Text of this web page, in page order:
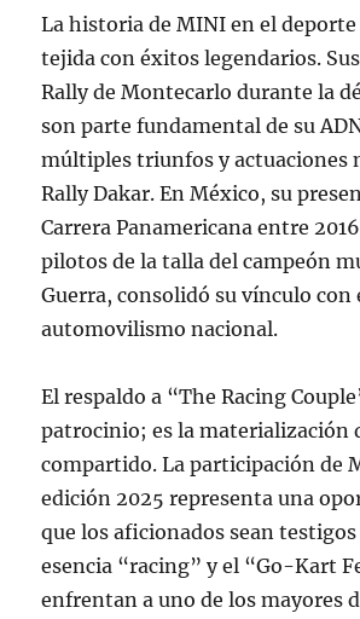
La historia de MINI en el
tejida con éxitos legendarios.
Rally de Montecarlo durante la
son parte fundamental de su
múltiples triunfos y actuaciones
Rally Dakar. En México, su
Carrera Panamericana entre
pilotos de la talla del campeón
Guerra, consolidó su vínculo con
automovilismo nacional.
El respaldo a “The Racing
patrocinio; es la materialización
compartido. La participación de
edición 2025 representa una
que los aficionados sean testigos
esencia “racing” y el “Go-Kart
enfrentan a uno de los mayores